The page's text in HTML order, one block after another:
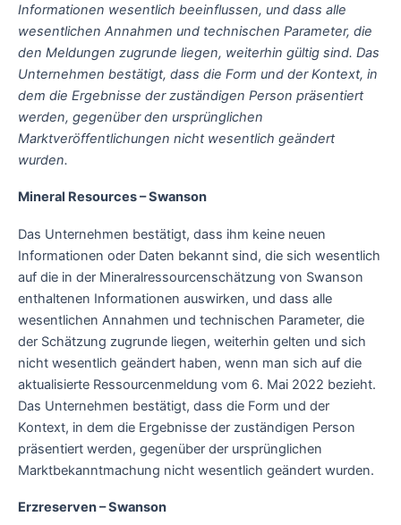
Informationen wesentlich beeinflussen, und dass alle
wesentlichen Annahmen und technischen Parameter, die
den Meldungen zugrunde liegen, weiterhin gültig sind. Das
Unternehmen bestätigt, dass die Form und der Kontext, in
dem die Ergebnisse der zuständigen Person präsentiert
werden, gegenüber den ursprünglichen
Marktveröffentlichungen nicht wesentlich geändert
wurden.
Mineral Resources – Swanson
Das Unternehmen bestätigt, dass ihm keine neuen
Informationen oder Daten bekannt sind, die sich wesentlich
auf die in der Mineralressourcenschätzung von Swanson
enthaltenen Informationen auswirken, und dass alle
wesentlichen Annahmen und technischen Parameter, die
der Schätzung zugrunde liegen, weiterhin gelten und sich
nicht wesentlich geändert haben, wenn man sich auf die
aktualisierte Ressourcenmeldung vom 6. Mai 2022 bezieht.
Das Unternehmen bestätigt, dass die Form und der
Kontext, in dem die Ergebnisse der zuständigen Person
präsentiert werden, gegenüber der ursprünglichen
Marktbekanntmachung nicht wesentlich geändert wurden.
Erzreserven – Swanson